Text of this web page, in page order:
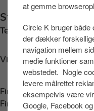
at gemme
Circle K bruger både
der dækker
navigation mellem
medie funktioner
webstedet. Nogle
levere målrettet
eksempelvis være
Google, Facebook
d
i
n
h
d
Stenvej 1, Skåde
Telefon: +4586277599
Vis vej
Find os på:App Store
Find os på:Google Play